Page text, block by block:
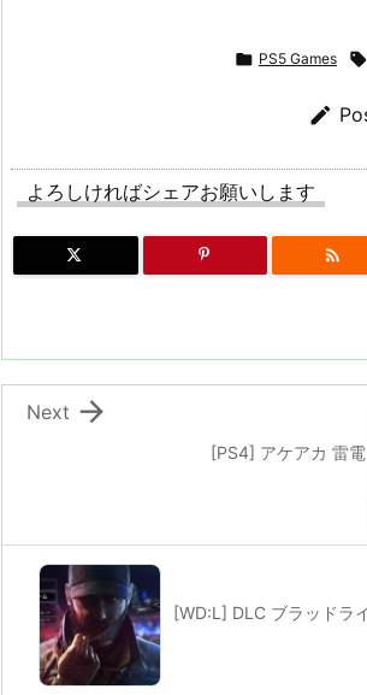
 PS5 Games 

よろしければシェアお願いします

[PS4] アケアカ 雷電

Next
[WD:L] DLC ブラッドラ